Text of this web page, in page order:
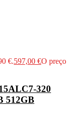
€.597,00 €O preço
320
512GB